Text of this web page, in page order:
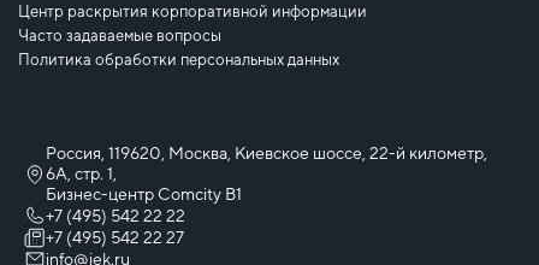
Центр раскрытия корпоративной информации
Часто задаваемые вопросы
Политика обработки персональных данных
Россия, 119620, Москва, Киевское шоссе, 22-й километр,
6А, стр. 1,
Бизнес-центр Comcity B1
+7 (495) 542 22 22
+7 (495) 542 22 27
info@iek.ru